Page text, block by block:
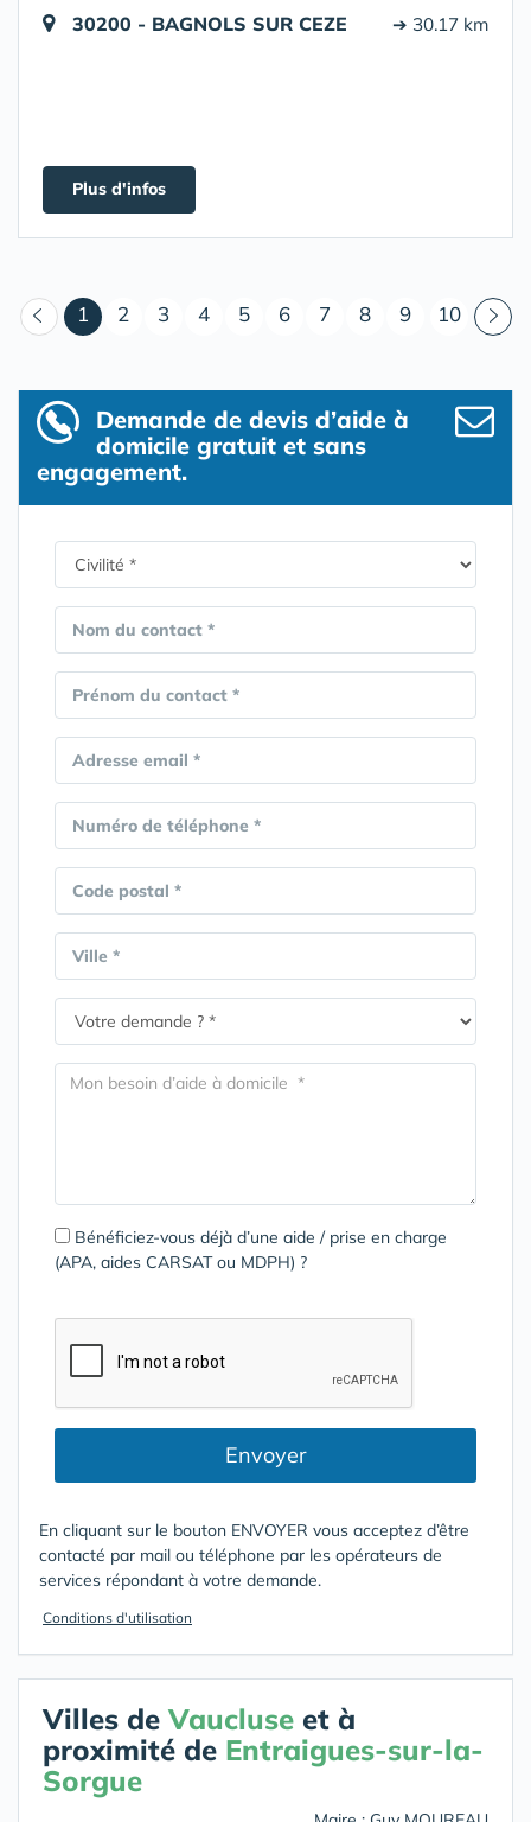
30200 - BAGNOLS SUR CEZE ➔ 30.17 km
Plus d'infos
1 (courant)
2 3 4 5 6 7 8 9 10
Demande de devis d’aide à
domicile gratuit et sans
engagement.
Nom du contact *
Prénom du contact *
Adresse email *
Numéro de téléphone *
Code postal *
Ville *
Bénéficiez-vous déjà d’une aide / prise en charge
(APA, aides CARSAT ou MDPH) ?
Envoyer
En cliquant sur le bouton ENVOYER vous acceptez d’être
contacté par mail ou téléphone par les opérateurs de
services répondant à votre demande.
Conditions d'utilisation
Villes de Vaucluse et à
proximité de Entraigues-sur-la-
Sorgue